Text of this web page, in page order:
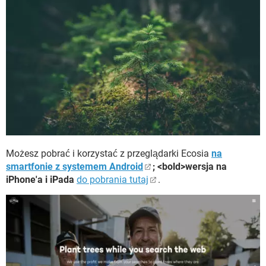
Możesz pobrać i korzystać z przeglądarki Ecosia na
smartfonie z systemem Android
; <bold>wersja na
iPhone'a i iPada do pobrania tutaj .